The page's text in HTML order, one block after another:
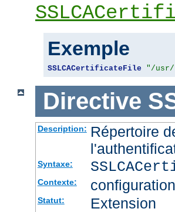
Exemple
SSLCACertificateFile "/usr/
Directive
Description: Répertoire
Syntaxe:
Contexte:
Statut: Extension